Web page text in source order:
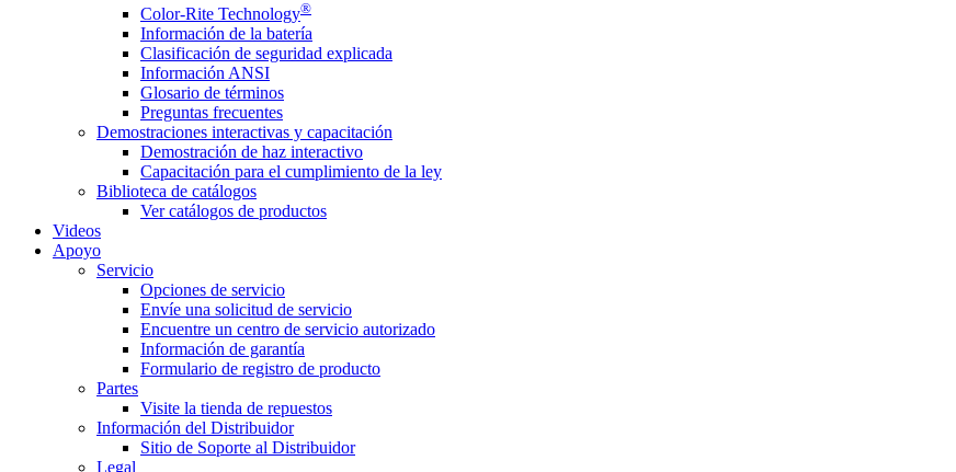
Color-Rite Technology®
Información de la batería
Clasificación de seguridad explicada
Información ANSI
Glosario de términos
Preguntas frecuentes
Demostraciones interactivas y capacitación
Demostración de haz interactivo
Capacitación para el cumplimiento de la ley
Biblioteca de catálogos
Ver catálogos de productos
Videos
Apoyo
Servicio
Opciones de servicio
Envíe una solicitud de servicio
Encuentre un centro de servicio autorizado
Información de garantía
Formulario de registro de producto
Partes
Visite la tienda de repuestos
Información del Distribuidor
Sitio de Soporte al Distribuidor
Legal